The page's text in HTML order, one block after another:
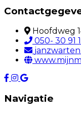
Hoofdweg
050- 30 91
Navigatie